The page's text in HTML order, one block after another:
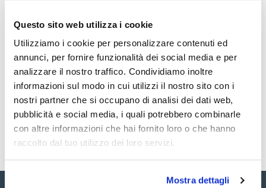
Questo sito web utilizza i cookie
Utilizziamo i cookie per personalizzare contenuti ed
annunci, per fornire funzionalità dei social media e per
analizzare il nostro traffico. Condividiamo inoltre
informazioni sul modo in cui utilizzi il nostro sito con i
nostri partner che si occupano di analisi dei dati web,
pubblicità e social media, i quali potrebbero combinarle
con altre informazioni che hai fornito loro o che hanno
raccolto dal tuo utilizzo dei loro servizi.
Mostra dettagli
Documentazione tecnica
TDS / Scheda tecnica
Registrati per i download
Registrati per i download
Sicurezza
Registrati per i download